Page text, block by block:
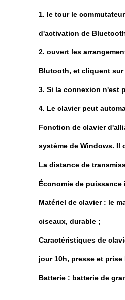
1. le tour le
d'activation de
2. ouvert les
Blutooth, et cliquent sur
3. Si la connexion n'est
4. Le clavier peut
Fonction de clavier
système de Windows. Il
La distance de
Économie de
Matériel de clavier : le
ciseaux, durable ;
Caractéristiques de
jour 10h, presse et
Batterie : batterie de